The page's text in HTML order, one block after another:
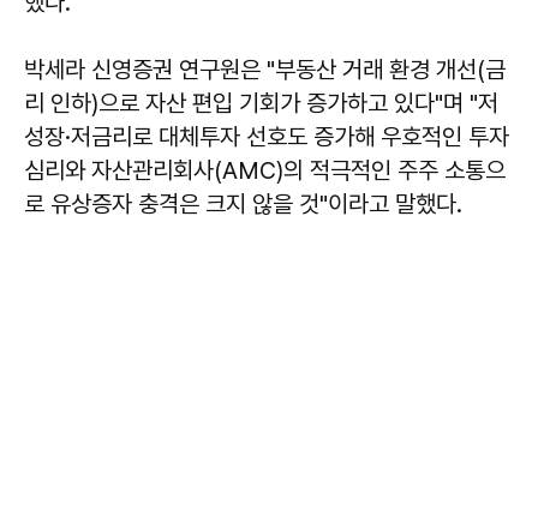
박세라 신영증권 연구원은 "부동산 거래 환경 개선(금
리 인하)으로 자산 편입 기회가 증가하고 있다"며 "저
성장·저금리로 대체투자 선호도 증가해 우호적인 투자
심리와 자산관리회사(AMC)의 적극적인 주주 소통으
로 유상증자 충격은 크지 않을 것"이라고 말했다.